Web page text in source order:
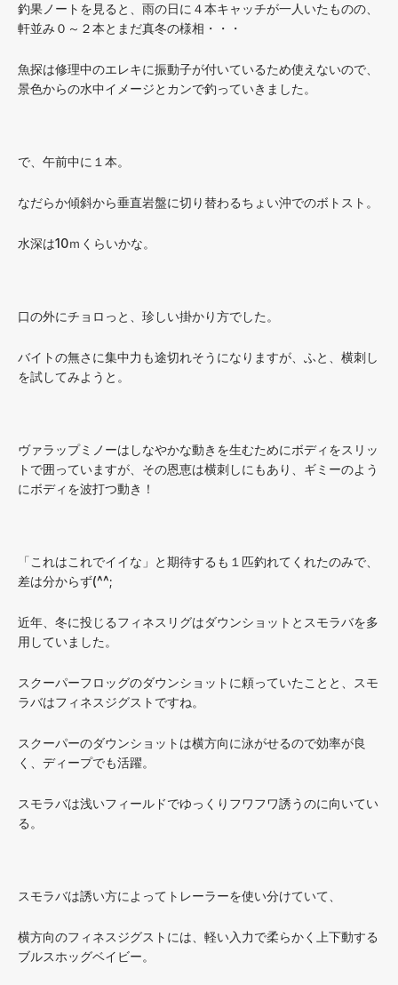
釣果ノートを見ると、雨の日に４本キャッチが一人いたものの、
軒並み０～２本とまだ真冬の様相・・・
魚探は修理中のエレキに振動子が付いているため使えないので、
景色からの水中イメージとカンで釣っていきました。
で、午前中に１本。
なだらか傾斜から垂直岩盤に切り替わるちょい沖でのボトスト。
水深は10ｍくらいかな。
口の外にチョロっと、珍しい掛かり方でした。
バイトの無さに集中力も途切れそうになりますが、ふと、横刺し
を試してみようと。
ヴァラップミノーはしなやかな動きを生むためにボディをスリッ
トで囲っていますが、その恩恵は横刺しにもあり、ギミーのよう
にボディを波打つ動き！
「これはこれでイイな」と期待するも１匹釣れてくれたのみで、
差は分からず(^^;
近年、冬に投じるフィネスリグはダウンショットとスモラバを多
用していました。
スクーパーフロッグのダウンショットに頼っていたことと、スモ
ラバはフィネスジグストですね。
スクーパーのダウンショットは横方向に泳がせるので効率が良
く、ディープでも活躍。
スモラバは浅いフィールドでゆっくりフワフワ誘うのに向いてい
る。
スモラバは誘い方によってトレーラーを使い分けていて、
横方向のフィネスジグストには、軽い入力で柔らかく上下動する
ブルスホッグベイビー。